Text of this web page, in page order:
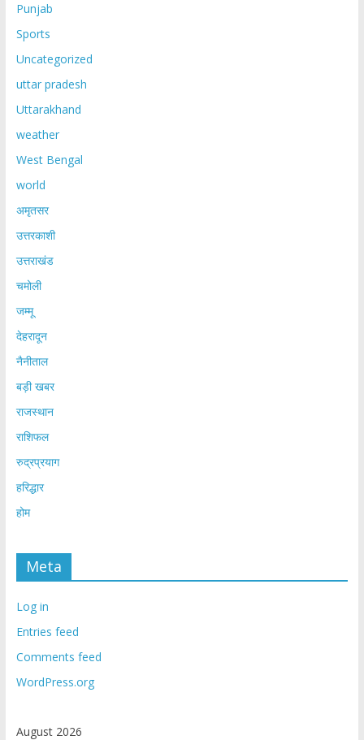
Punjab
Sports
Uncategorized
uttar pradesh
Uttarakhand
weather
West Bengal
world
अमृतसर
उत्तरकाशी
उत्तराखंड
चमोली
जम्मू
देहरादून
नैनीताल
बड़ी खबर
राजस्थान
राशिफल
रुद्रप्रयाग
हरिद्धार
होम
Meta
Log in
Entries feed
Comments feed
WordPress.org
August 2026